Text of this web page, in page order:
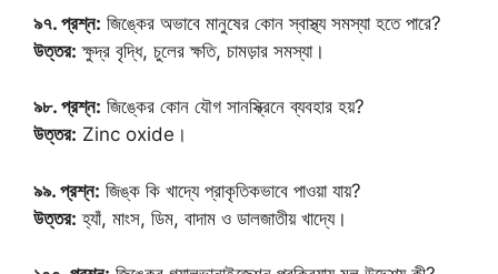
৯৭. প্রশ্ন: জিঙ্কের অভাবে মানুষের কোন স্বাস্থ্য সমস্যা হতে পারে?
উত্তর: ক্ষুদ্র বৃদ্ধি, চুলের ক্ষতি, চামড়ার সমস্যা।
৯৮. প্রশ্ন: জিঙ্কের কোন যৌগ সানস্ক্রিনে ব্যবহার হয়?
উত্তর: Zinc oxide।
৯৯. প্রশ্ন: জিঙ্ক কি খাদ্যে প্রাকৃতিকভাবে পাওয়া যায়?
উত্তর: হ্যাঁ, মাংস, ডিম, বাদাম ও ডালজাতীয় খাদ্যে।